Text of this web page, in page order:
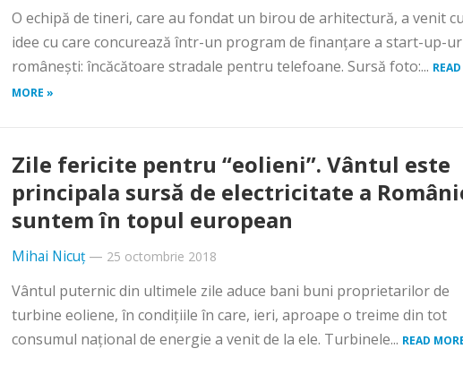
O echipă de tineri, care au fondat un birou de arhitectură, a venit
idee cu care concurează într-un program de finanțare a start-up-
românești: încăcătoare stradale pentru telefoane. Sursă foto:... READ
MORE »
Zile fericite pentru “eolieni”. Vântul este
principala sursă de electricitate a
suntem în topul european
Mihai Nicuț— 25 octombrie 2018
Vântul puternic din ultimele zile aduce bani buni proprietarilor de
turbine eoliene, în condiţiile în care, ieri, aproape o treime din tot
consumul naţional de energie a venit de la ele. Turbinele... READ